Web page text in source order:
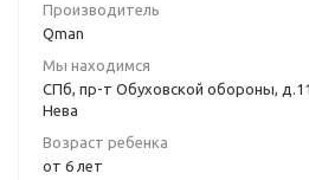
Производитель
Qman
Мы находимся
СПб, пр-т Обуховской обороны,
Нева
Возраст ребенка
от 6 лет